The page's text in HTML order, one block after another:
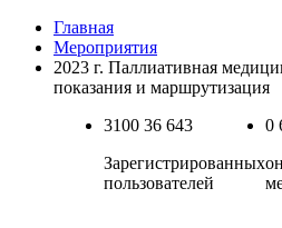
Главная
Мероприятия
2023 г. Паллиативная
показания и маршрутизация
3100 36 643
Зарегистрированных
пользователей
0